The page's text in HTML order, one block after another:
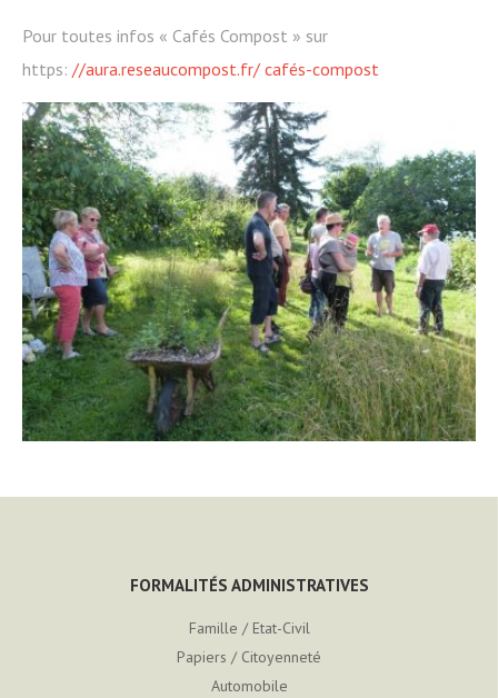
Pour toutes infos « Cafés Compost » sur
https: //aura.reseaucompost.fr/ cafés-compost
FORMALITÉS ADMINISTRATIVES
Famille / Etat-Civil
Papiers / Citoyenneté
Automobile